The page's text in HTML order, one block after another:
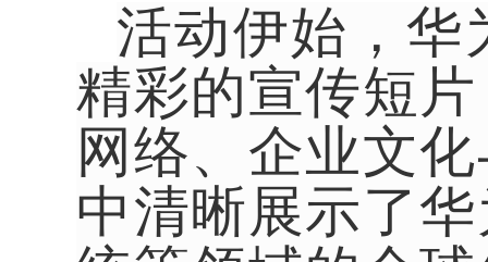
活动伊始，华
精彩的宣传短
网络、企业文
中清晰展示了